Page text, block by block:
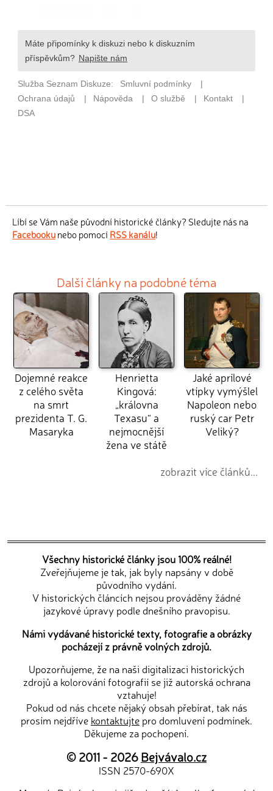
Líbí se Vám naše původní historické články? Sledujte nás na
Facebookunebo pomocí RSS kanálu!
Další články na podobné téma
Dojemné reakce
z celého světa
na smrt
prezidenta T. G.
Masaryka
Henrietta
Kingová:
„královna
Texasu“ a
nejmocnější
žena ve státě
Jaké aprílové
vtípky vymýšlel
Napoleon nebo
ruský car Petr
Veliký?
zobrazit více článků...
Všechny historické články jsou 100% reálné!
Zveřejňujeme je tak, jak byly napsány v době
původního vydání.
V historických článcích nejsou prováděny žádné
jazykové úpravy podle dnešního pravopisu.
Námi vydávané historické texty, fotografie a obrázky
pocházejí z právně volných zdrojů.
Upozorňujeme, že na naši digitalizaci historických
zdrojů a kolorování fotografií se již autorská ochrana
vztahuje!
Pokud od nás chcete nějaký obsah přebírat, tak nás
prosím nejdříve kontaktujte pro domluvení podmínek.
Děkujeme za pochopení.
© 2011 - 2026Bejvávalo.cz
ISSN 2570-690X